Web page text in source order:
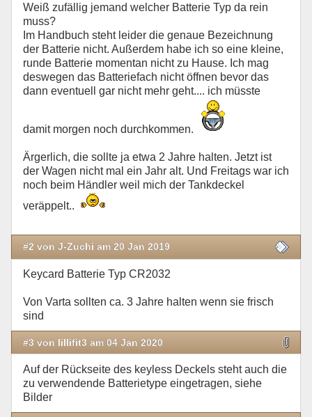
Weiß zufällig jemand welcher Batterie Typ da rein
muss?
Im Handbuch steht leider die genaue Bezeichnung
der Batterie nicht. Außerdem habe ich so eine kleine,
runde Batterie momentan nicht zu Hause. Ich mag
deswegen das Batteriefach nicht öffnen bevor das
dann eventuell gar nicht mehr geht.... ich müsste
damit morgen noch durchkommen.
Ärgerlich, die sollte ja etwa 2 Jahre halten. Jetzt ist
der Wagen nicht mal ein Jahr alt. Und Freitags war ich
noch beim Händler weil mich der Tankdeckel
veräppelt..
#2 von J-Zuchi am 20 Jan 2019
Keycard Batterie Typ CR2032
Von Varta sollten ca. 3 Jahre halten wenn sie frisch
sind
#3 von lillifit3 am 04 Jan 2020
Auf der Rückseite des keyless Deckels steht auch die
zu verwendende Batterietype eingetragen, siehe
Bilder